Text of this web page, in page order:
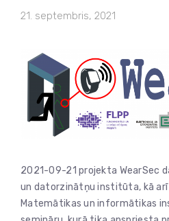
21. septembris, 2021
2021-09-21 projekta WearSec
un datorzinātņu institūta, kā
Matemātikas un informātikas